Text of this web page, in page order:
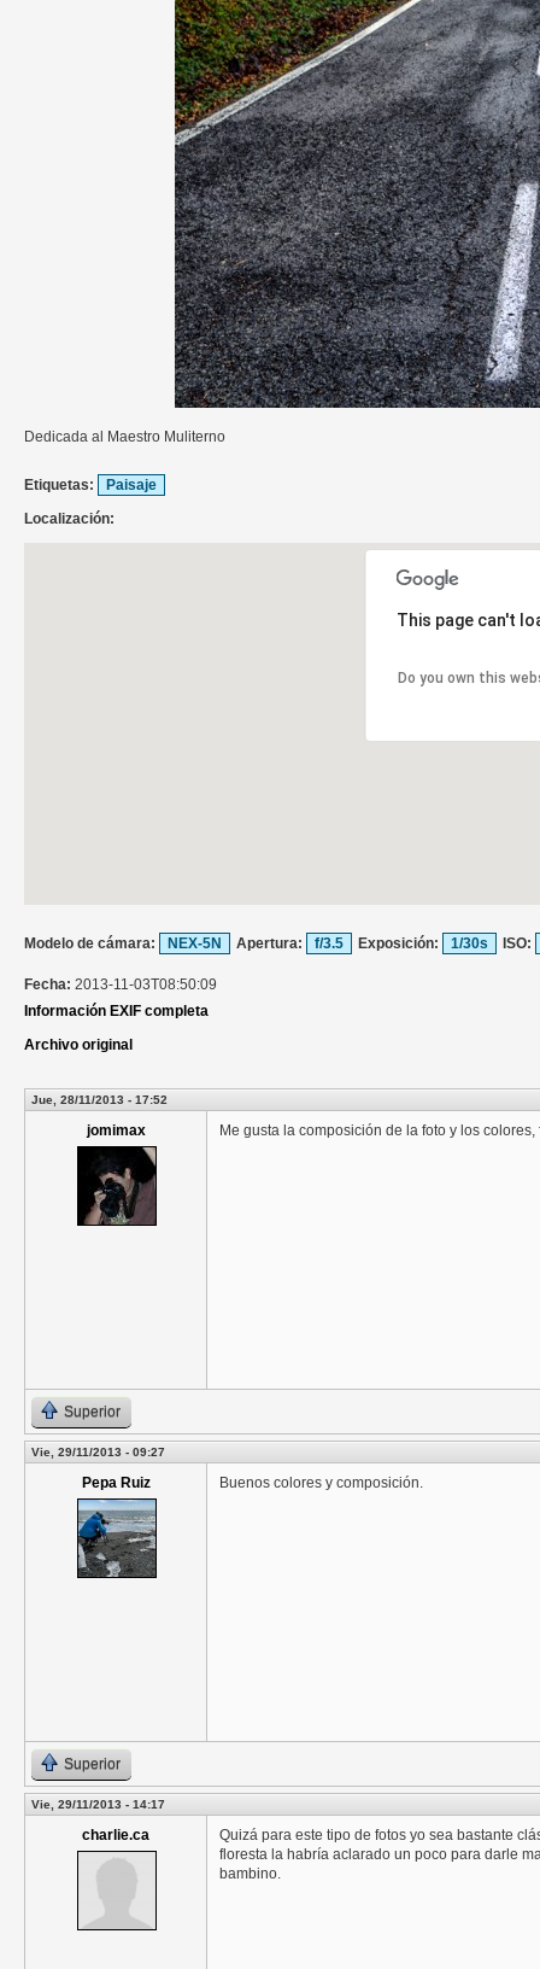
Dedicada al Maestro Muliterno
Etiquetas:
Paisaje
Localización:
This page can't
Do you own this
Modelo de cámara: NEX-5N Apertura: f/3.5 Exposición: 1/30s ISO:
Fecha: 2013-11-03T08:50:09
Información EXIF completa
Archivo original
Jue, 28/11/2013 - 17:52
jomimax Me gusta la composición de la foto y los
Superior
Vie, 29/11/2013 - 09:27
Pepa Ruiz Buenos colores y composición.
Superior
Vie, 29/11/2013 - 14:17
charlie.ca
Quizá para este tipo de fotos yo sea bastante
floresta la habría aclarado un poco para darle
bambino.